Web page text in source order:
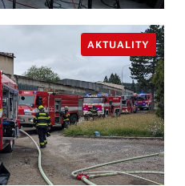
AKTUALITY